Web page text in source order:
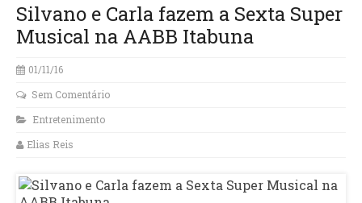
Silvano e Carla fazem a Sexta Super
Musical na AABB Itabuna
01/11/16
Sem Comentário
Entretenimento
Elias Reis